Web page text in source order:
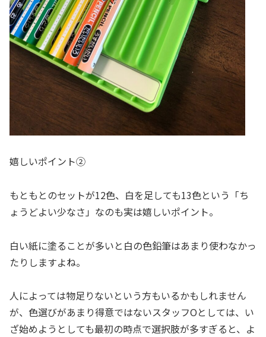
嬉しいポイント②
もともとのセットが12色、白を足しても13色という「ち
ょうどよい少なさ」なのも実は嬉しいポイント。
白い紙に塗ることが多いと白の色鉛筆はあまり使わなかっ
たりしますよね。
人によっては物足りないという方もいるかもしれません
が、色選びがあまり得意ではないスタッフOとしては、い
ざ始めようとしても最初の時点で選択肢が多すぎると、よ